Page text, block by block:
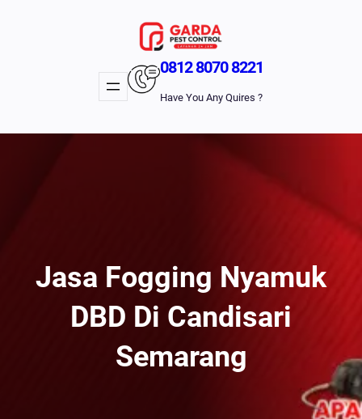
0812 8070 8221
Have You Any Quires ?
Jasa Fogging Nyamuk
DBD Di Candisari
Semarang